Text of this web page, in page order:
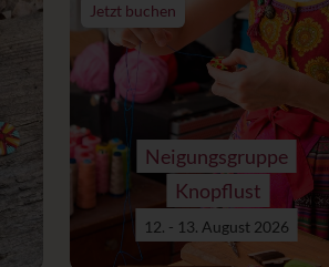
Jetzt buchen
Neigungsgruppe
Knopflust
12. - 13. August 2026